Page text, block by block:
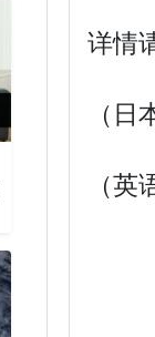
详情
（
（英